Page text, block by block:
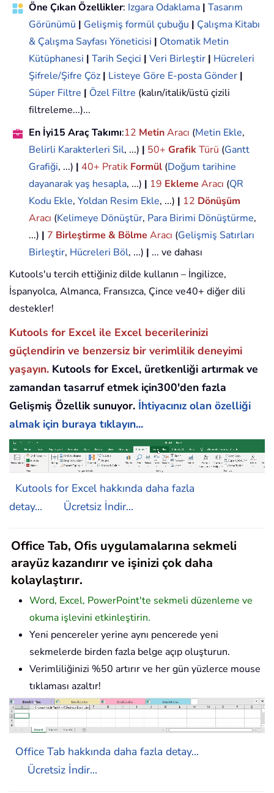
Öne Çıkan Özellikler: Izgara Odaklama | Tasarım
Görünümü | Gelişmiş formül çubuğu | Çalışma Kitabı
& Çalışma Sayfası Yöneticisi | Otomatik Metin
Kütüphanesi | Tarih Seçici | Veri Birleştir | Hücreleri
Şifrele/Şifre Çöz | Listeye Göre E-posta Gönder |
Süper Filtre | Özel Filtre (kalın/italik/üstü çizili
filtreleme...)...
En İyi15 Araç Takımı:12 MetinAracı (Metin Ekle,
Belirli Karakterleri Sil, ...) | 50+ GrafikTürü (Gantt
Grafiği, ...) | 40+ Pratik Formül (Doğum tarihine
dayanarak yaş hesapla, ...) | 19 Ekleme Aracı (QR
Kodu Ekle, Yoldan Resim Ekle, ...) | 12 Dönüşüm
Aracı (Kelimeye Dönüştür, Para Birimi Dönüştürme,
...) | 7 Birleştirme & Bölme Aracı (Gelişmiş Satırları
Birleştir, Hücreleri Böl, ...) | ... ve dahası
Kutools'u tercih ettiğiniz dilde kullanın – İngilizce,
İspanyolca, Almanca, Fransızca, Çince ve40+ diğer dili
destekler!
Kutools for Excel ile Excel becerilerinizi
güçlendirin ve benzersiz bir verimlilik deneyimi
yaşayın. Kutools for Excel, üretkenliği artırmak ve
zamandan tasarruf etmek için300'den fazla
Gelişmiş Özellik sunuyor. İhtiyacınız olan özelliği
almak için buraya tıklayın...
Kutools for Excel hakkında daha fazla
detay...
Ücretsiz İndir...
Office Tab, Ofis uygulamalarına sekmeli
arayüz kazandırır ve işinizi çok daha
kolaylaştırır.
Word, Excel, PowerPoint'te sekmeli düzenleme ve
okuma işlevini etkinleştirin.
Yeni pencereler yerine aynı pencerede yeni
sekmelerde birden fazla belge açıp oluşturun.
Verimliliğinizi %50 artırır ve her gün yüzlerce mouse
tıklaması azaltır!
Office Tab hakkında daha fazla detay...
Ücretsiz İndir...